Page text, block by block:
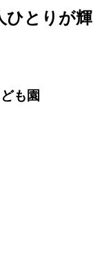
ひとりが輝
も園